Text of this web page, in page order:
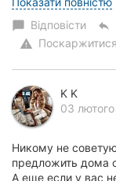
chat_bubble Відповісти reply
warning Поскаржитися
K K
03
Никому не
предложить дома
А еще если у вас